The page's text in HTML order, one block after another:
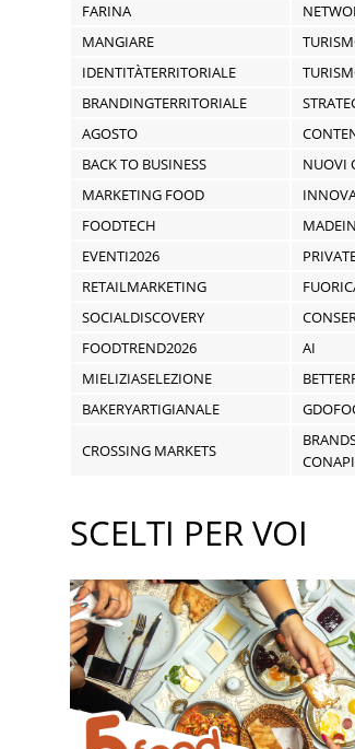
FARINA
MANGIARE
IDENTITÀTERRITORIALE
BRANDINGTERRITORIALE
AGOSTO
BACK TO BUSINESS
NUOVI
MARKETING FOOD
FOODTECH
EVENTI2026
RETAILMARKETING
SOCIALDISCOVERY
FOODTREND2026
AI
MIELIZIASELEZIONE
BAKERYARTIGIANALE
CROSSING MARKETS
SCELTI PER VOI